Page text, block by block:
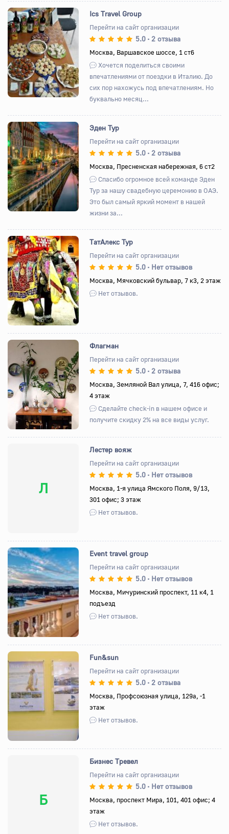
Назад Вперед
Ics Travel Group
Перейти на сайт организации
5.0 • 2 отзыва
Москва, Варшавское шоссе, 1 ст6
Хочется поделиться своими
впечатлениями от поездки в Италию. До
сих пор нахожусь под впечатлениям. Но
буквально месяц...
Назад Вперед
Эден Тур
Перейти на сайт организации
5.0 • 2 отзыва
Москва, Пресненская набережная, 6 ст2
Спасибо огромное всей команде Эден
Тур за нашу свадебную церемонию в ОАЭ.
Это был самый яркий момент в нашей
жизни за...
Назад Вперед
ТатАлекс Тур
Перейти на сайт организации
5.0 • Нет отзывов
Москва, Мячковский бульвар, 7 к3, 2 этаж
Нет отзывов.
Назад Вперед
Флагман
Перейти на сайт организации
5.0 • 2 отзыва
Москва, Земляной Вал улица, 7, 416 офис;
4 этаж
Сделайте check-in в нашем офисе и
получите скидку 2% на все виды услуг.
Л
Лестер вояж
Перейти на сайт организации
5.0 • Нет отзывов
Москва, 1-я улица Ямского Поля, 9/13,
301 офис; 3 этаж
Нет отзывов.
Назад Вперед
Event travel group
Перейти на сайт организации
5.0 • Нет отзывов
Москва, Мичуринский проспект, 11 к4, 1
подъезд
Нет отзывов.
Назад Вперед
Fun&sun
Перейти на сайт организации
5.0 • 2 отзыва
Москва, Профсоюзная улица, 129а, -1
этаж
Нет отзывов.
Б
Бизнес Тревел
Перейти на сайт организации
5.0 • Нет отзывов
Москва, проспект Мира, 101, 401 офис; 4
этаж
Нет отзывов.